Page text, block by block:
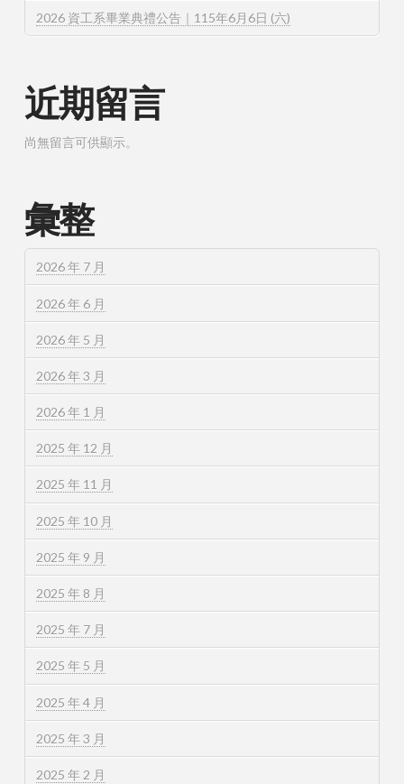
2026 資工系畢業典禮公告｜115年6月6日 (六)
近期留言
尚無留言可供顯示。
彙整
2026 年 7 月
2026 年 6 月
2026 年 5 月
2026 年 3 月
2026 年 1 月
2025 年 12 月
2025 年 11 月
2025 年 10 月
2025 年 9 月
2025 年 8 月
2025 年 7 月
2025 年 5 月
2025 年 4 月
2025 年 3 月
2025 年 2 月